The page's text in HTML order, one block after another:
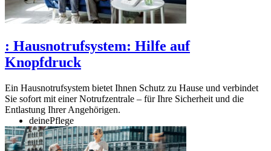
: Hausnotrufsystem: Hilfe auf
Knopfdruck
Ein Hausnotrufsystem bietet Ihnen Schutz zu Hause und verbindet
Sie sofort mit einer Notrufzentrale – für Ihre Sicherheit und die
Entlastung Ihrer Angehörigen.
deinePflege